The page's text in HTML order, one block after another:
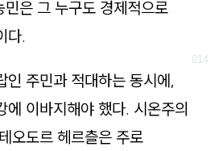
민은 그 누구도 경제적으로
다.
인 주민과 적대하는 동시에,
에 이바지해야 했다. 시온주의
오도르 헤르츨은 주로